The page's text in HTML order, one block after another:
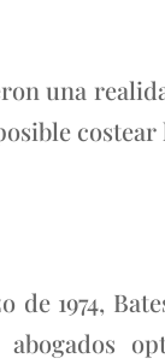
una
de 1974,